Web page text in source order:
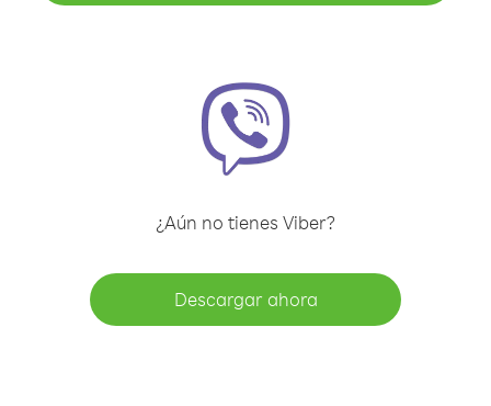
¿Aún no tienes Viber?
Descargar ahora